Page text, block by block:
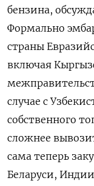
бензина,
Формально
страны
включая
случае с
собственного
сложнее
сама теперь
Беларуси,